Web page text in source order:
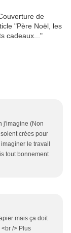
j'imagine (Non
crées pour
le travail
tout bonnement
mais ça doit
/> Plus